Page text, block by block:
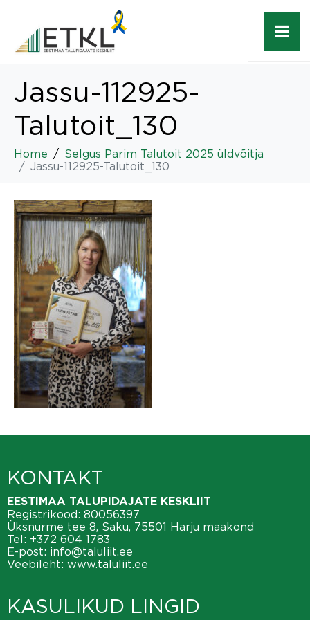
Jassu-112925-
Talutoit_130
Home
Selgus Parim Talutoit 2025 üldvõitja
Jassu-112925-Talutoit_130
KONTAKT
EESTIMAA TALUPIDAJATE KESKLIIT
Registrikood: 80056397
Üksnurme tee 8, Saku, 75501 Harju maakond
Tel: +372 604 1783
E-post: info@taluliit.ee
Veebileht: www.taluliit.ee
KASULIKUD LINGID